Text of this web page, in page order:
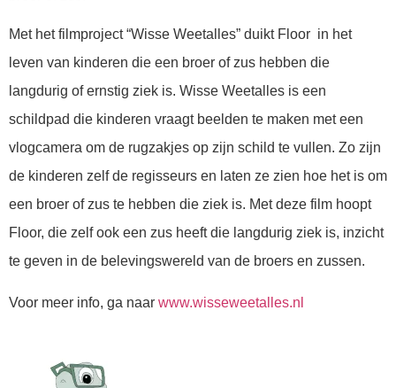
Met het filmproject “Wisse Weetalles” duikt Floor in het
leven van kinderen die een broer of zus hebben die
langdurig of ernstig ziek is. Wisse Weetalles is een
schildpad die kinderen vraagt beelden te maken met een
vlogcamera om de rugzakjes op zijn schild te vullen. Zo zijn
de kinderen zelf de regisseurs en laten ze zien hoe het is om
een broer of zus te hebben die ziek is. Met deze film hoopt
Floor, die zelf ook een zus heeft die langdurig ziek is, inzicht
te geven in de belevingswereld van de broers en zussen.
Voor meer info, ga naar www.wisseweetalles.nl